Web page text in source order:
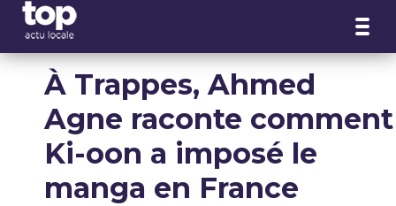
À Trappes, Ahmed
Agne raconte comment
Ki-oon a imposé le
manga en France
Panneau de gestion des cookies